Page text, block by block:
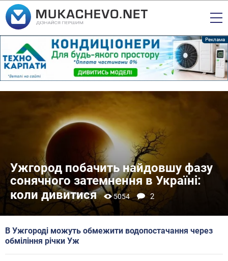
Ужгород побачить найдовшу фазу
сонячного затемнення в Україні:
коли дивитися
5054 2
В Ужгороді можуть обмежити водопостачання через
обміління річки Уж